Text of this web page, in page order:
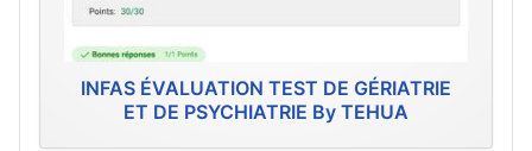
INFAS ÉVALUATION TEST DE GÉRIATRIE
ET DE PSYCHIATRIE By TEHUA